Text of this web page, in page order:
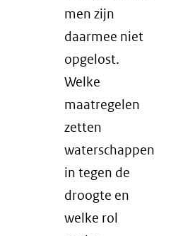
men zijn
daarmee niet
opgelost.
Welke
maatregelen
zetten
waterschappen
in tegen de
droogte en
welke rol